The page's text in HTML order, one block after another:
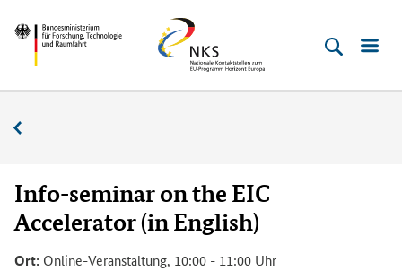
zum
Inhalt
(Eingabetaste)
zum
Hauptmenu
(Eingabetaste)
zur
Suche
(Eingabetaste)
zur
Fußleiste
(Enter)
Bundesministerium
Technologie
Raumfahrt
Horizont
Europa
Info-seminar on the EIC
Accelerator (in English)
Ort: Online-Veranstaltung, 10:00 - 11:00 Uhr